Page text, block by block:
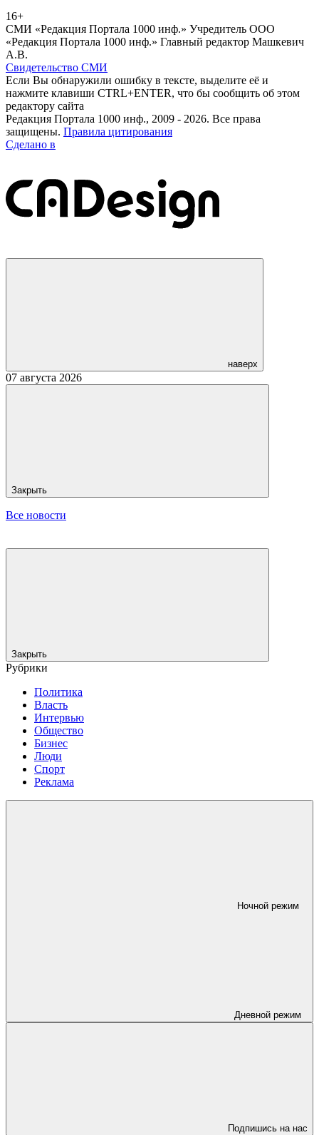
16+
СМИ «Редакция Портала 1000 инф.» Учредитель ООО
«Редакция Портала 1000 инф.» Главный редактор Машкевич
А.В.
Свидетельство СМИ
Если Вы обнаружили ошибку в тексте, выделите её и
нажмите клавиши CTRL+ENTER, что бы сообщить об этом
редактору сайта
Редакция Портала 1000 инф., 2009 - 2026. Все права
защищены. Правила цитирования
Сделано в
наверх
07 августа 2026
Закрыть
Все новости
Закрыть
Рубрики
Политика
Власть
Интервью
Общество
Бизнес
Люди
Спорт
Реклама
Ночной режим
Дневной режим
Подпишись на нас